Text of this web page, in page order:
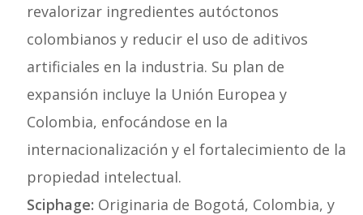
revalorizar ingredientes autóctonos
colombianos y reducir el uso de aditivos
artificiales en la industria. Su plan de
expansión incluye la Unión Europea y
Colombia, enfocándose en la
internacionalización y el fortalecimiento de la
propiedad intelectual.
Sciphage: Originaria de Bogotá, Colombia, y